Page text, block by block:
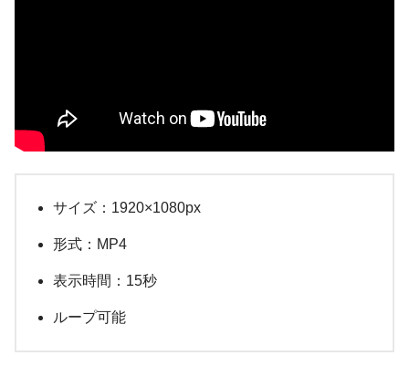
サイズ：1920×1080px
形式：MP4
表示時間：15秒
ループ可能